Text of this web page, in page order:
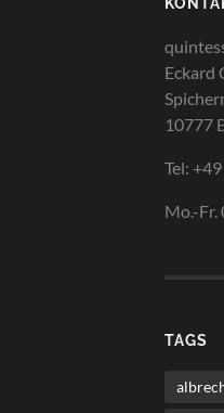
Eckard
10777
Tel:
Mo.-
TAGS